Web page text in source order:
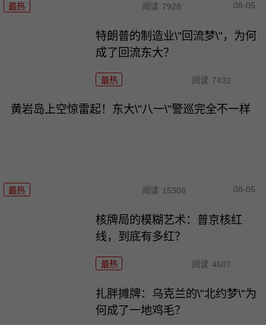
最热 阅读 7928 08-05
特朗普的制造业\"回流梦\"，为何
成了回流东大？
最热 阅读 7432
黄岩岛上空惊雷起！东大\"八一\"警巡完全不一样
最热 阅读 15308 08-05
核牌局的模糊艺术：普京核红
线，到底有多红？
最热 阅读 4607
扎胖摊牌：乌克兰的\"北约梦\"为
何成了一地鸡毛？